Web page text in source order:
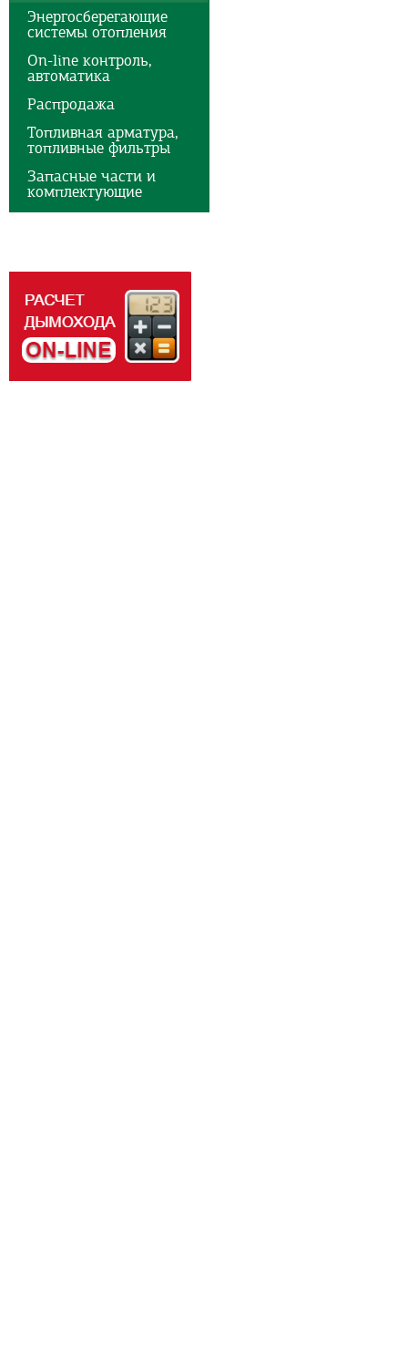
Энергосберегающие
системы отопления
On-line контроль,
автоматика
Распродажа
Топливная арматура,
топливные фильтры
Запасные части и
комплектующие